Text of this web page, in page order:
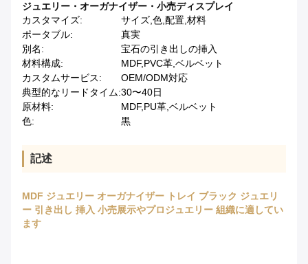
ジュエリー・オーガナイザー・小売ディスプレイ
カスタマイズ:
サイズ,色,配置,材料
ポータブル:
真実
別名:
宝石の引き出しの挿入
材料構成:
MDF,PVC革,ベルベット
カスタムサービス:
OEM/ODM対応
典型的なリードタイム:30〜40日
原材料:
MDF,PU革,ベルベット
色:
黒
記述
MDF ジュエリー オーガナイザー トレイ ブラック ジュエリ
ー 引き出し 挿入 小売展示やプロジュエリー 組織に適してい
ます